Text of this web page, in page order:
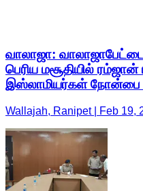
வாலாஜா:
பெரிய மசூதியில்
இஸ்லாமியர்கள் நோன்பை
Wallajah, Ranipet | Feb 19,